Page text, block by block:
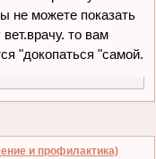
не можете показать
вет.врачу. то вам
"докопаться "самой.
и профилактика)